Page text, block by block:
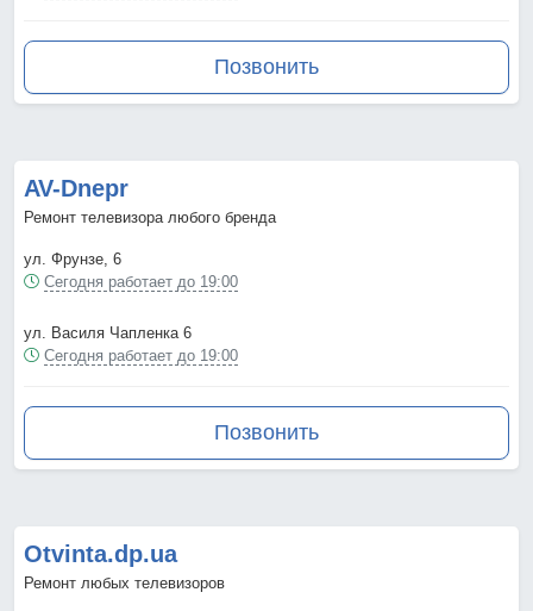
Позвонить
AV-Dnepr
Ремонт телевизора любого бренда
ул. Фрунзе, 6
Сегодня работает до 19:00
ул. Василя Чапленка 6
Сегодня работает до 19:00
Позвонить
Otvinta.dp.ua
Ремонт любых телевизоров